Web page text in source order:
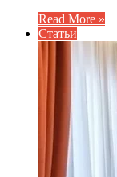
Read More »
Статьи